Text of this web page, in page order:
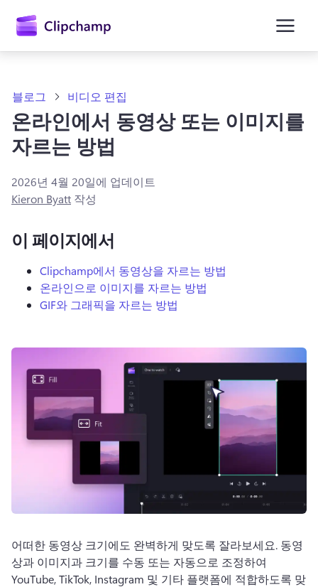
로
무료 체험하기
블로그 비디오 편집
온라인에서 동영상 또는 이미지를
자르는 방법
2026년 4월 20일에 업데이트
Kieron Byatt 작성
이 페이지에서
Clipchamp에서 동영상을 자르는 방법
온라인으로 이미지를 자르는 방법
GIF와 그래픽을 자르는 방법
어떠한 동영상 크기에도 완벽하게 맞도록 잘라보세요. 동영
상과 이미지과 크기를 수동 또는 자동으로 조정하여
YouTube, TikTok, Instagram 및 기타 플랫폼에 적합하도록 맞